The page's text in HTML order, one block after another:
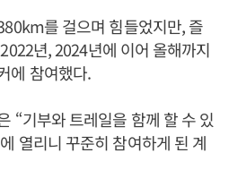
를 걸으며 힘들었지만, 즐
년, 2024년에 이어 올해까지
에 참여했다.
“기부와 트레일을 함께 할 수 있
열리니 꾸준히 참여하게 된 계